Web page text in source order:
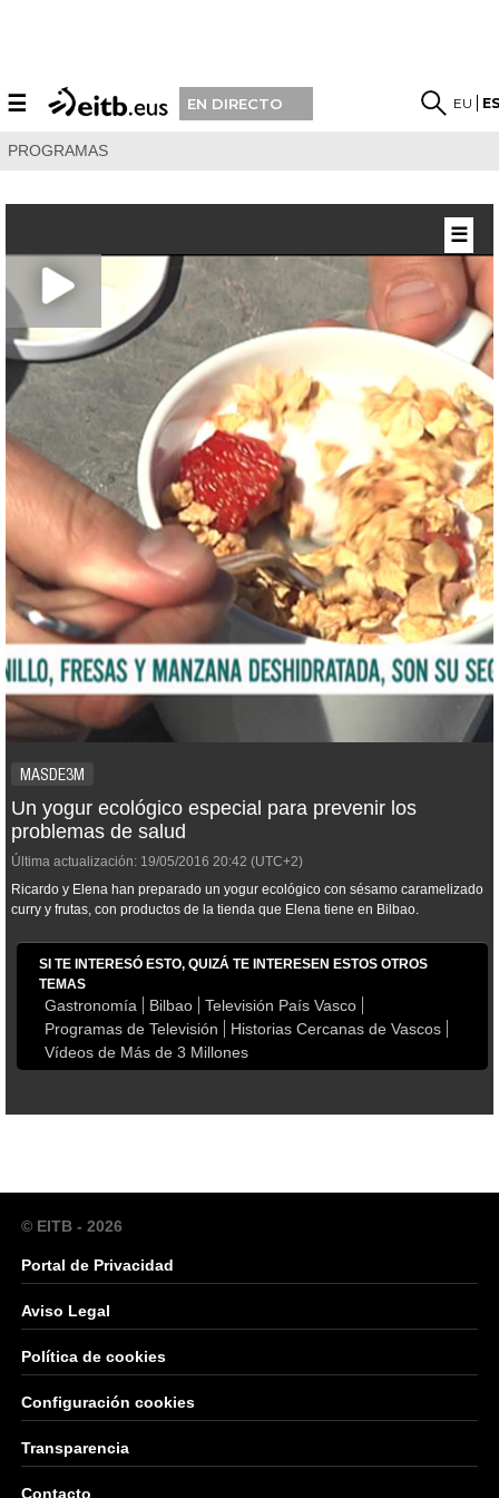
☰ EN DIRECTO EU
PROGRAMAS
MASDE3M
Un yogur ecológico especial para prevenir los
problemas de salud
Última actualización: 19/05/2016 20:42 (UTC+2)
Ricardo y Elena han preparado un yogur ecológico con sésamo caramelizado
curry y frutas, con productos de la tienda que Elena tiene en Bilbao.
SI TE INTERESÓ ESTO, QUIZÁ TE INTERESEN ESTOS OTROS
TEMAS
Gastronomía Bilbao
Televisión País Vasco
Programas de Televisión
Historias Cercanas de Vascos
Vídeos de Más de 3 Millones
☰
© EITB - 2026
Portal de Privacidad
Aviso Legal
Política de cookies
Configuración cookies
Transparencia
Contacto